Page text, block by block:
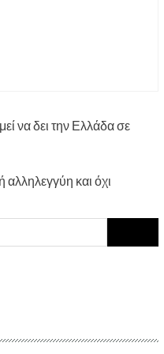
να δει την Ελλάδα σε
και όχι
for: